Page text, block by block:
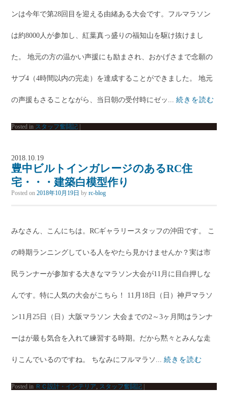
ンは今年で第28回目を迎える由緒ある大会です。フルマラソン
は約8000人が参加し、紅葉真っ盛りの福知山を駆け抜けまし
た。 地元の方の温かい声援にも励まされ、おかげさまで念願の
サブ4（4時間以内の完走）を達成することができました。 地元
の声援もさることながら、当日朝の受付時にゼッ...続きを読む
Posted in スタッフ奮闘記
2018.10.19
豊中ビルトインガレージのあるRC住
宅・・・建築白模型作り
Posted on2018年10月19日 byrc-blog
みなさん、こんにちは。RCギャラリースタッフの沖田です。 こ
の時期ランニングしている人をやたら見かけませんか？実は市
民ランナーが参加する大きなマラソン大会が11月に目白押しな
んです。特に人気の大会がこちら！ 11月18日（日）神戸マラソ
ン11月25日（日）大阪マラソン 大会までの2～3ヶ月間はランナ
ーはが最も気合を入れて練習する時期。だから黙々とみんな走
りこんでいるのですね。 ちなみにフルマラソ...続きを読む
Posted in ＲＣ設計・インテリア, スタッフ奮闘記